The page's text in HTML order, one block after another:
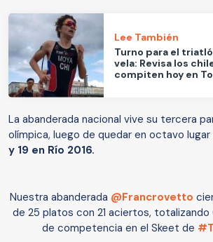
Lee También
Turno para el
vela: Revisa los
compiten hoy en
La abanderada nacional vive su tercera
olímpica, luego de quedar en octavo lugar
y 19 en Río 2016.
Nuestra abanderada @Francrovetto
de 25 platos con 21 aciertos, totalizando
de competencia en el Skeet de